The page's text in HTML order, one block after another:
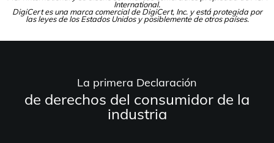
International.
DigiCert es una marca comercial de DigiCert, Inc. y está protegida por
las leyes de los Estados Unidos y posiblemente de otros países.
La primera Declaración
de derechos del consumidor de la
industria